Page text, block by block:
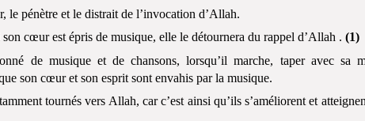
pénètre et le distrait de l’invocation d’Allah.
cœur est épris de musique, elle le détournera du rappel d’Allah . (1)
de musique et de chansons, lorsqu’il marche, taper avec sa
son cœur et son esprit sont envahis par la musique.
tournés vers Allah, car c’est ainsi qu’ils s’améliorent et